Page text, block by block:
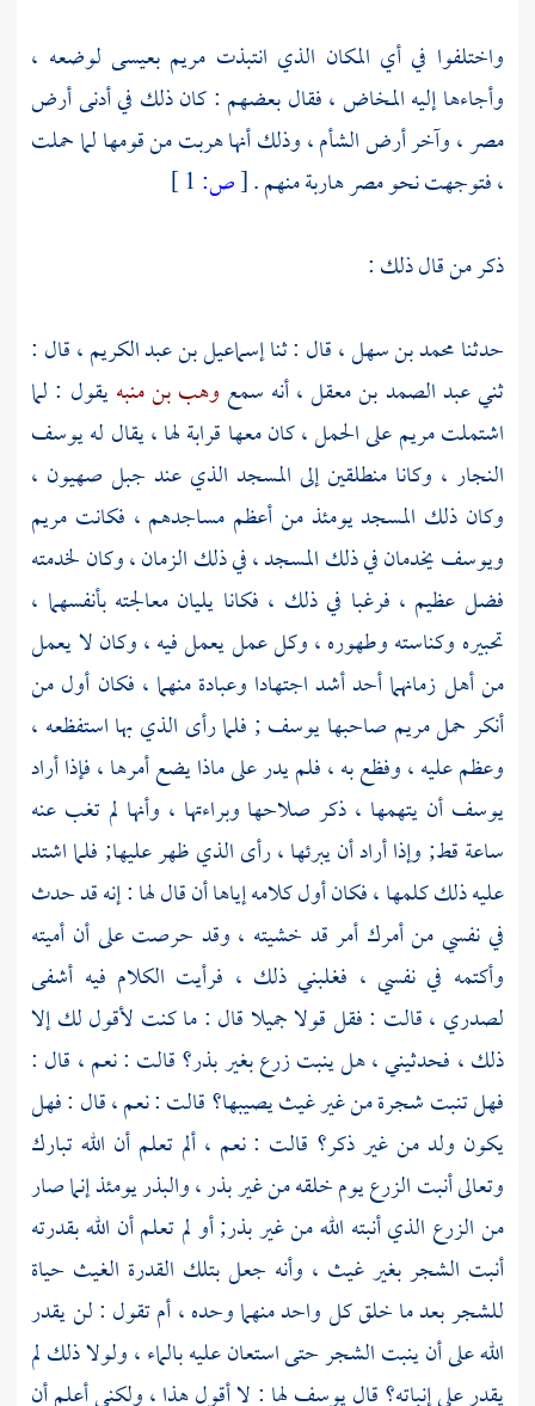
واختلفوا في أي المكان الذي انتبذت مريم بعيسى لوضعه ،
وأجاءها إليه المخاض ، فقال بعضهم : كان ذلك في أدنى أرض
مصر ،وآخر أرضالشأم ،وذلك أنها هربت من قومها لما حملت
، فتوجهت نحومصرهاربة منهم .[ص:
ذكر من قال ذلك :
حدثنامحمد بن سهل ،قال : ثناإسماعيل بن عبد الكريم ،قال :
ثنيعبد الصمد بن معقل ،أنه سمع وهب بن منبهيقول : لما
اشتملتمريمعلى الحمل ، كان معها قرابة لها ، يقال لهيوسف
النجار ، وكانا منطلقين إلى المسجد الذي عند جبل صهيون ،
وكان ذلك المسجد يومئذ من أعظم مساجدهم ، فكانت مريم
ويوسفيخدمان في ذلك المسجد ، في ذلك الزمان ، وكان لخدمته
فضل عظيم ، فرغبا في ذلك ، فكانا يليان معالجته بأنفسهما ،
تحبيره وكناسته وطهوره ، وكل عمل يعمل فيه ، وكان لا يعمل
من أهل زمانهما أحد أشد اجتهادا وعبادة منهما ، فكان أول من
أنكر حملمريم صاحبهايوسف; فلما رأى الذي بها استفظعه ،
وعظم عليه ، وفظع به ، فلم يدر على ماذا يضع أمرها ، فإذا أراد
يوسفأن يتهمها ، ذكر صلاحها وبراءتها ، وأنها لم تغب عنه
ساعة قط; وإذا أراد أن يبرئها ، رأى الذي ظهر عليها; فلما اشتد
عليه ذلك كلمها ، فكان أول كلامه إياها أن قال لها : إنه قد حدث
في نفسي من أمرك أمر قد خشيته ، وقد حرصت على أن أميته
وأكتمه في نفسي ، فغلبني ذلك ، فرأيت الكلام فيه أشفى
لصدري ، قالت : فقل قولا جميلا قال : ما كنت لأقول لك إلا
ذلك ، فحدثيني ، هل ينبت زرع بغير بذر؟ قالت : نعم ، قال :
فهل تنبت شجرة من غير غيث يصيبها؟ قالت : نعم ، قال : فهل
يكون ولد من غير ذكر؟ قالت : نعم ، ألم تعلم أن الله تبارك
وتعالى أنبت الزرع يوم خلقه من غير بذر ، والبذر يومئذ إنما صار
من الزرع الذي أنبته الله من غير بذر; أو لم تعلم أن الله بقدرته
أنبت الشجر بغير غيث ، وأنه جعل بتلك القدرة الغيث حياة
للشجر بعد ما خلق كل واحد منهما وحده ، أم تقول : لن يقدر
الله على أن ينبت الشجر حتى استعان عليه بالماء ، ولولا ذلك لم
يقدر على إنباته؟ قاليوسفلها : لا أقول هذا ، ولكني أعلم أن